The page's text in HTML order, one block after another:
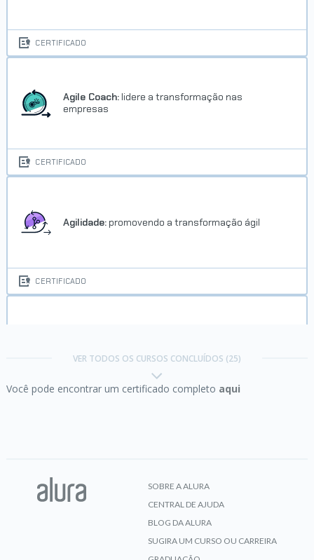
CERTIFICADO
Agile Coach: lidere a transformação nas
empresas
CERTIFICADO
Agilidade: promovendo a transformação ágil
CERTIFICADO
VER TODOS OS CURSOS CONCLUÍDOS (25)
Você pode encontrar um certificado completo aqui
SOBRE A ALURA
CENTRAL DE AJUDA
BLOG DA ALURA
SUGIRA UM CURSO OU CARREIRA